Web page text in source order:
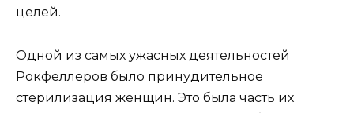
целей.
Одной из самых ужасных деятельностей
Рокфеллеров было принудительное
стерилизация женщин. Это была часть их